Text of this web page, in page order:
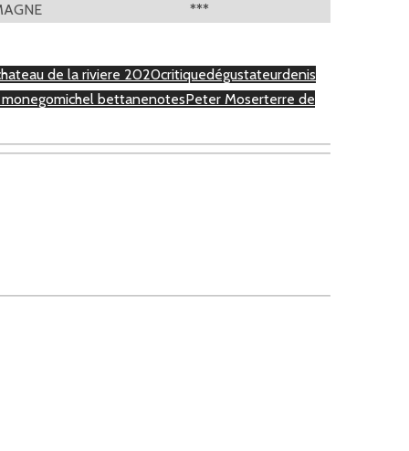
***
de la riviere 2020critiquedégustateurdenis
michel bettanenotesPeter Moserterre de